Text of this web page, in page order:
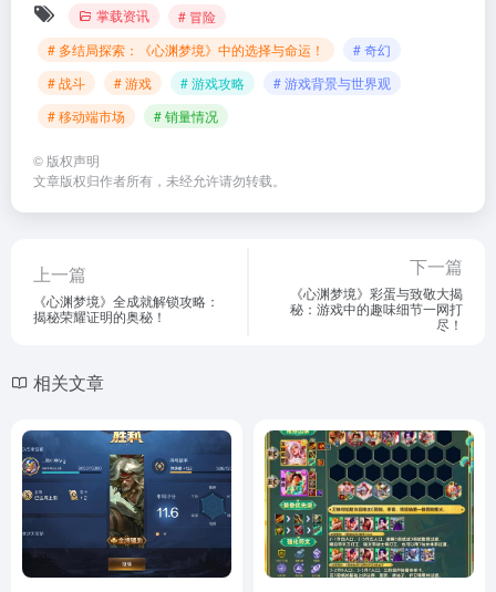
掌载资讯
# 冒险
# 多结局探索：《心渊梦境》中的选择与命运！
# 奇幻
# 战斗
# 游戏 # 游戏攻略
# 游戏背景与世界观
# 移动端市场
# 销量情况
© 版权声明
文章版权归作者所有，未经允许请勿转载。
上一篇
《心渊梦境》全成就解锁攻略：
揭秘荣耀证明的奥秘！
下一篇
《心渊梦境》彩蛋与致敬大揭
秘：游戏中的趣味细节一网打
尽！
相关文章